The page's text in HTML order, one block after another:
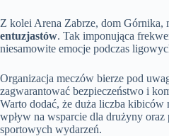
Z kolei Arena Zabrze, dom Górnika,
entuzjastów. Tak imponująca
niesamowite emocje podczas
Organizacja meczów bierze pod
zagwarantować bezpieczeństwo i
Warto dodać, że duża liczba
wpływ na wsparcie dla drużyny oraz
sportowych wydarzeń.